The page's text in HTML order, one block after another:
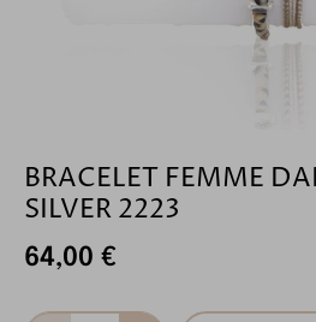
BRACELET FEMME
SILVER 2223
64,00 €